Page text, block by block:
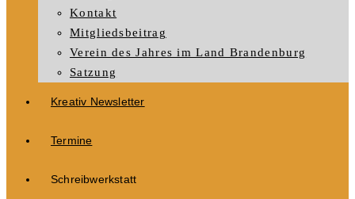
Kontakt
Mitgliedsbeitrag
Verein des Jahres im Land Brandenburg
Satzung
Kreativ Newsletter
Termine
Schreibwerkstatt